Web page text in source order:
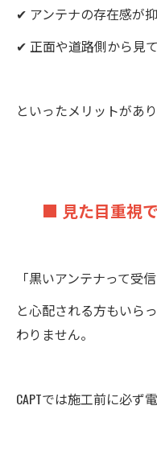
✔ アンテナの存在感が
✔ 正面や道路側から見
といったメリットがあり
■ 見た目重視
「黒いアンテナって受
と心配される方もいら
わりません。
CAPTでは施工前に必ず